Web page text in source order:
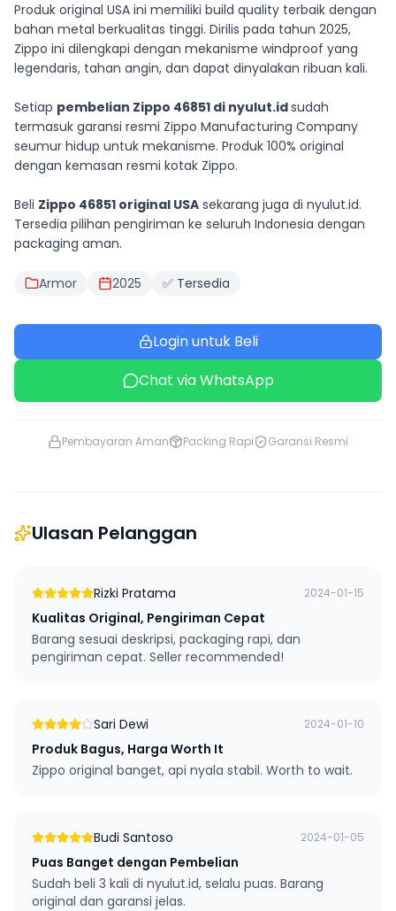
Produk original USA ini memiliki build quality terbaik dengan
bahan metal berkualitas tinggi. Dirilis pada tahun 2025,
Zippo ini dilengkapi dengan mekanisme windproof yang
legendaris, tahan angin, dan dapat dinyalakan ribuan kali.
Setiap pembelian Zippo 46851 di nyulut.idsudah
termasuk garansi resmi Zippo Manufacturing Company
seumur hidup untuk mekanisme. Produk 100% original
dengan kemasan resmi kotak Zippo.
Beli Zippo 46851 original USA sekarang juga di nyulut.id.
Tersedia pilihan pengiriman ke seluruh Indonesia dengan
packaging aman.
Armor 2025 ✅ Tersedia
Login untuk Beli
Chat via WhatsApp
Pembayaran Aman Packing Rapi Garansi Resmi
Ulasan Pelanggan
Rizki Pratama 2024-01-15
Kualitas Original, Pengiriman Cepat
Barang sesuai deskripsi, packaging rapi, dan
pengiriman cepat. Seller recommended!
Sari Dewi 2024-01-10
Produk Bagus, Harga Worth It
Zippo original banget, api nyala stabil. Worth to wait.
Budi Santoso 2024-01-05
Puas Banget dengan Pembelian
Sudah beli 3 kali di nyulut.id, selalu puas. Barang
original dan garansi jelas.